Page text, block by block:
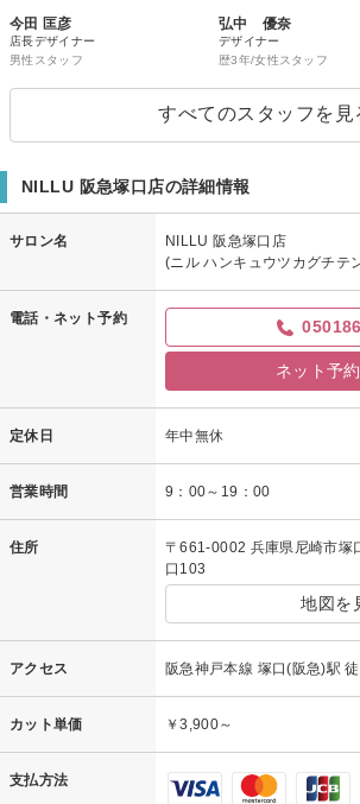
今田 匡彦
店長デザイナー
男性スタッフ
弘中 優奈
デザイナー
歴3年/女性スタッフ
すべてのスタッフを見
NILLU 阪急塚口店の詳細情報
サロン名
NILLU 阪急塚口店
(ニル ハンキュウツカグチテ
電話・ネット予約
ネット予
定休日 年中無休
営業時間 9：00～19：00
住所
〒661-0002 兵庫県尼崎市塚
口103
地図を
アクセス 阪急神戸本線 塚口(阪急)駅
カット単価 ￥3,900～
支払方法